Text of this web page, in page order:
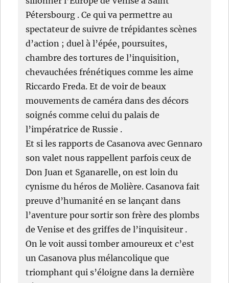
Pétersbourg . Ce qui va permettre au
spectateur de suivre de trépidantes scènes
d’action ; duel à l’épée, poursuites,
chambre des tortures de l’inquisition,
chevauchées frénétiques comme les aime
Riccardo Freda. Et de voir de beaux
mouvements de caméra dans des décors
soignés comme celui du palais de
l’impératrice de Russie .
Et si les rapports de Casanova avec Gennaro
son valet nous rappellent parfois ceux de
Don Juan et Sganarelle, on est loin du
cynisme du héros de Molière. Casanova fait
preuve d’humanité en se lançant dans
l’aventure pour sortir son frère des plombs
de Venise et des griffes de l’inquisiteur .
On le voit aussi tomber amoureux et c’est
un Casanova plus mélancolique que
triomphant qui s’éloigne dans la dernière